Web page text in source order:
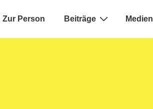
Zur Person Beiträge Medien